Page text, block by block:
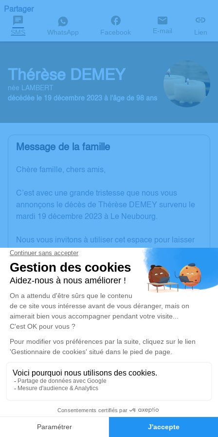
Faire-part Hommages
Partager
SMS WhatsApp Facebook E-mail Lien
Thérèse DEMEY
née LAMBERT
décédée le 19 décembre 2023 à l'âge de 98 ans
Message de la famille
Chère famille, chers amis,
C’est avec une grande tristesse que nous vous
annonçons le décès de Thérèse DEMEY survenu le
mardi 19 décembre 2023 à Le Neubourg.
Nous vous invitons à utiliser cet espace pour laisser
vos condoléances, partager des photos souvenirs,
une anecdote ou exprimer vos pensées à travers des
poèmes ou des textes. Cet endroit est un lieu
d'expression dédié à honorer la mémoire de Thérèse
DEMEY.
Un service de plantation d’arbre hommage est
disponible ici.
Je rends hommage
Cérémonie religieuse
Église Saint Paul de Le Neubourg
27110 Le Neubourg